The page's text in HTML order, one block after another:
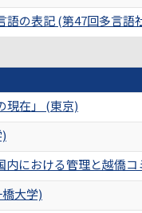
の表記 (第47回多言語
現在」 (東京)
における管理と越僑
大学)